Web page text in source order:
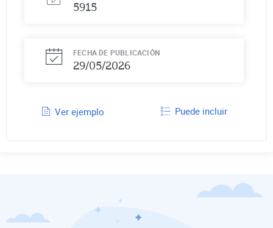
5915
FECHA DE PUBLICACIÓN
29/05/2026
Ver ejemplo Puede incluir